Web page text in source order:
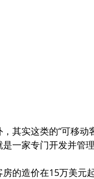
其实这类的“可移
是一家专门开发并管
房的造价在15万美元